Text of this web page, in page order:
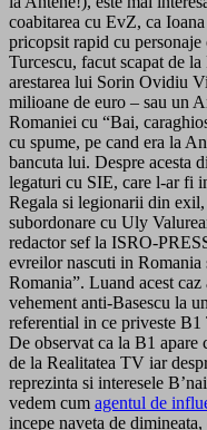
coabitarea cu EvZ, ca
pricopsit rapid cu
Turcescu, facut scapat de
arestarea lui Sorin Ovidiu
milioane de euro – sau un
Romaniei cu “Bai,
cu spume, pe cand era la
bancuta lui. Despre acesta
legaturi cu SIE, care l-ar fi
Regala si legionarii din
subordonare cu Uly
redactor sef la ISRO-
evreilor nascuti in
Romania”. Luand acest
vehement anti-Basescu la
referential in ce priveste
De observat ca la B1 apare
de la Realitatea TV iar
reprezinta si interesele
vedem cum agentul de
incepe naveta de